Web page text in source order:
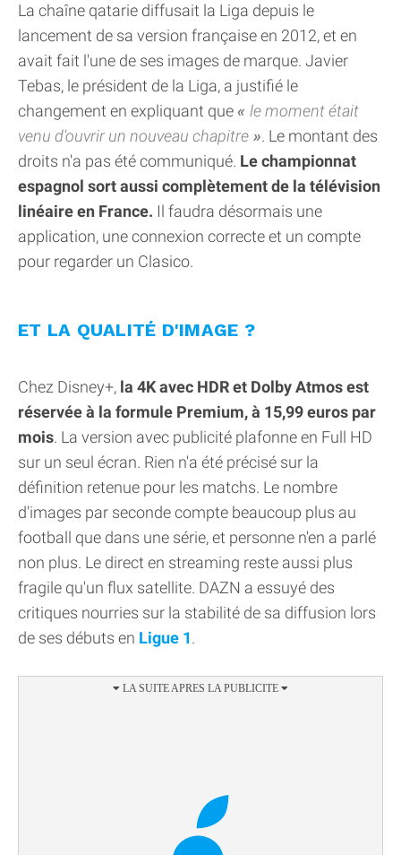
La chaîne qatarie diffusait la Liga depuis le
lancement de sa version française en 2012, et en
avait fait l'une de ses images de marque. Javier
Tebas, le président de la Liga, a justifié le
changement en expliquant que
le moment était
venu d'ouvrir un nouveau chapitre
. Le montant des
droits n'a pas été communiqué. Le championnat
espagnol sort aussi complètement de la télévision
linéaire en France. Il faudra désormais une
application, une connexion correcte et un compte
pour regarder un Clasico.
ET LA QUALITÉ D'IMAGE ?
Chez Disney+, la 4K avec HDR et Dolby Atmos est
réservée à la formule Premium, à 15,99 euros par
mois. La version avec publicité plafonne en Full HD
sur un seul écran. Rien n'a été précisé sur la
définition retenue pour les matchs. Le nombre
d'images par seconde compte beaucoup plus au
football que dans une série, et personne n'en a parlé
non plus. Le direct en streaming reste aussi plus
fragile qu'un flux satellite. DAZN a essuyé des
critiques nourries sur la stabilité de sa diffusion lors
de ses débuts en Ligue 1.